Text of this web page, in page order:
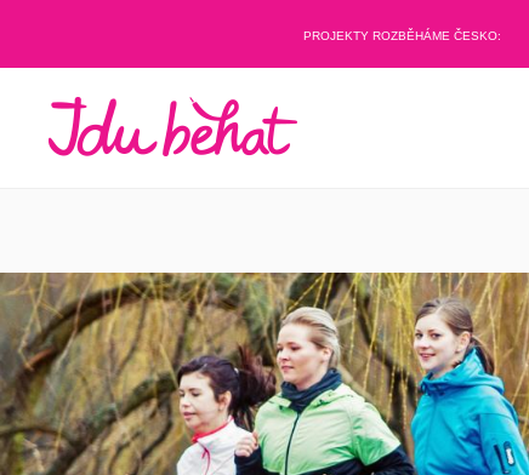
PROJEKTY ROZBĚHÁME ČESKO: